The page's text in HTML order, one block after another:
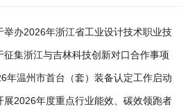
举办2026年浙江省工业设计技术职业技
征集浙江与吉林科技创新对口合作事项
年温州市首台（套）装备认定工作启动
展2026年度重点行业能效、碳效领跑者